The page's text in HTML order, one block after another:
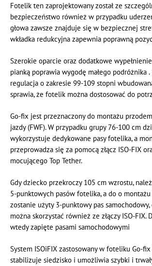
Fotelik ten zaprojektowany został ze
bezpieczeństwo również w przypadku
głowa zawsze znajduje się w bezpiecznej
wkładka redukcyjna zapewnia poprawną
Szerokie oparcie oraz dodatkowe
pianką poprawia wygodę małego podróżnika
regulacja o zakresie 99-109 stopni
sprawia, że fotelik można dostosować do
Go-fix jest przeznaczony do montażu
jazdy (FWF). W przypadku grupy 76-100 cm
wykorzystuje dedykowane pasy fotelika, a
przeprowadza się za pomocą złącz ISO-FIX
mocującego Top Tether.
Gdy dziecko przekroczy 105 cm wzrostu,
5-punktowych pasów fotelika, a do o
zostanie użyty 3-punktowy pas
można skorzystać również ze złączy ISO-FIX.
wtedy zapięte pasami samochodowymi
System ISOiFIX zastosowany w foteliku Go-
stabilizuje siedzisko i umożliwia szybki i